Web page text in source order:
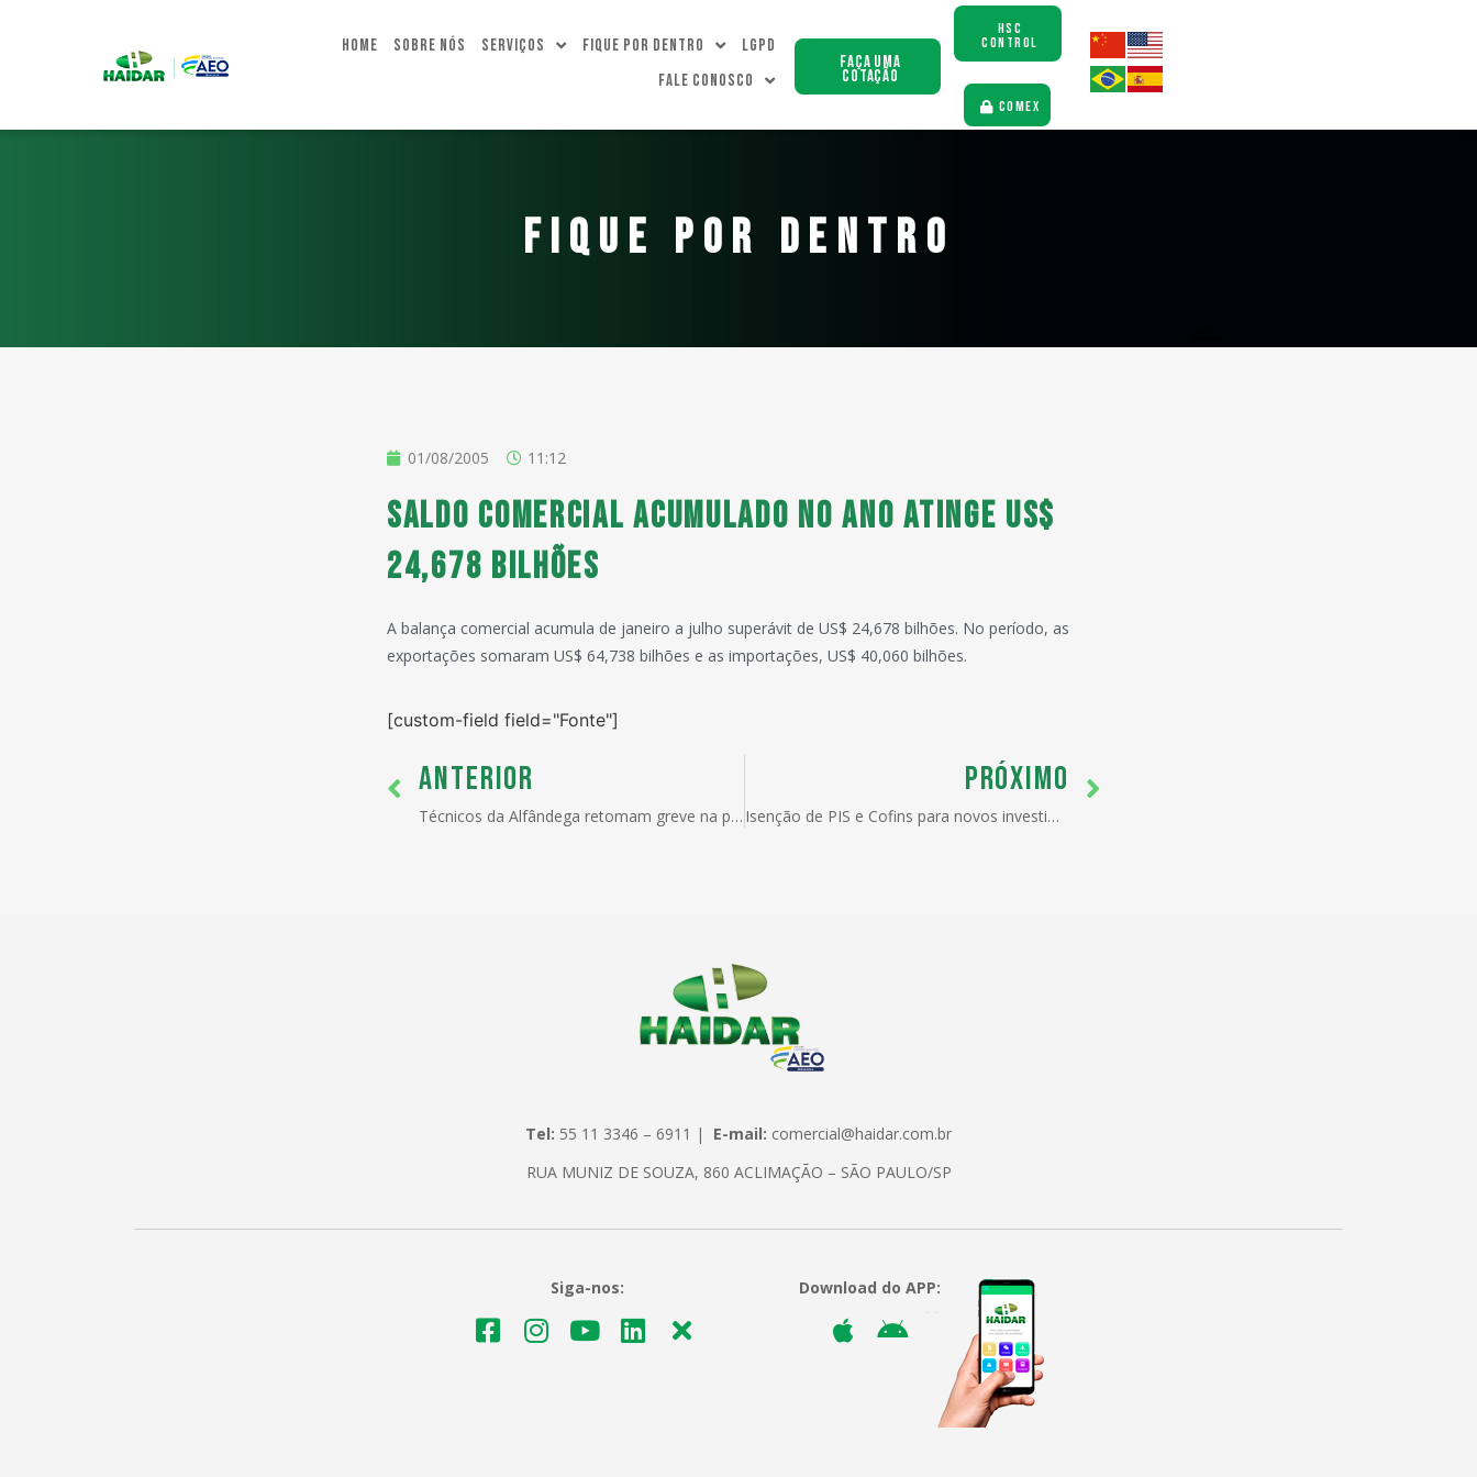
Home Sobre Nós Serviços Fique Por dentro
LGPD
Fale Conosco
Faça uma
Cotação
HSC
CONTROL
COMEX
FIQUE POR DENTRO
01/08/2005 11:12
Saldo comercial acumulado no ano atinge US$
24,678 bilhões
A balança comercial acumula de janeiro a julho superávit de US$ 24,678 bilhões. No período, as
exportações somaram US$ 64,738 bilhões e as importações, US$ 40,060 bilhões.
[custom-field field="Fonte"]
ANTERIOR
Técnicos da Alfândega retomam greve na próxima semana
PRÓXIMO
Isenção de PIS e Cofins para novos investimentos deve ser ampliada
Tel: 55 11 3346 – 6911 | E-mail: comercial@haidar.com.br
RUA MUNIZ DE SOUZA, 860 ACLIMAÇÃO – SÃO PAULO/SP
Siga-nos: Download do APP: